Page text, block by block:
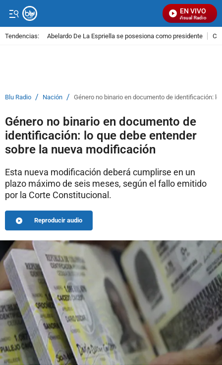
EN VIVO
Señal Visual Radio
Tendencias: Abelardo De La Espriella se posesiona como presidente
Blu Radio / Nación / Género no binario en documento de identificación:
Género no binario en documento de
identificación: lo que debe entender
sobre la nueva modificación
Esta nueva modificación deberá cumplirse en un
plazo máximo de seis meses, según el fallo emitido
por la Corte Constitucional.
Reproducir audio